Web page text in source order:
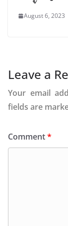
August 6, 2023
Leave a
Your email
fields are
Comment*